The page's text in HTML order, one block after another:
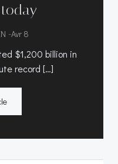
-Avr 8
$1,200 billion in
record […]